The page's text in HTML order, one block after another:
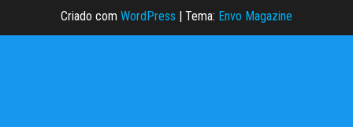
Criado com WordPress | Tema: Envo Magazine